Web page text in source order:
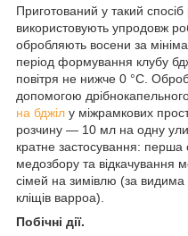
Приготований у такий
використовують упродовж
обробляють восени за
період формування клубу
повітря не нижче 0 °C.
допомогою
на бджіл у міжрамкових
розчину — 10 мл на одну
кратне застосування: перша
медозбору та відкачування
сімей на зимівлю (за видима
кліщів варроа).
Побічні дії.